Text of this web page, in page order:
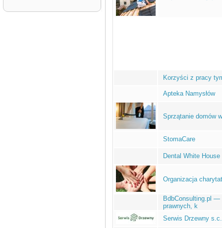
Korzyści z pracy
Apteka Namysłów
Sprzątanie domów
StomaCare
Dental White House
Organizacja
BdbConsulting.pl —
prawnych, k
Serwis Drzewny s.c.